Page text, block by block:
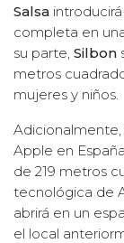
Salsa
completa en
su parte, Silbon
metros
mujeres y niños.
Adicionalmente,
Apple en
de 219 metros
tecnológica de
abrirá en un
el local